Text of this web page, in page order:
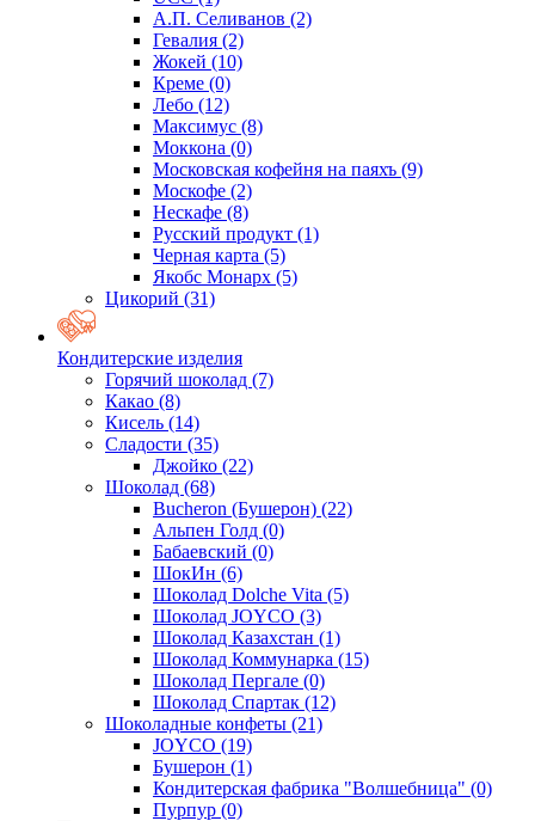
А.П. Селиванов (2)
Гевалия (2)
Жокей (10)
Креме (0)
Лебо (12)
Максимус (8)
Моккона (0)
Московская кофейня на паяхъ (9)
Москофе (2)
Нескафе (8)
Русский продукт (1)
Черная карта (5)
Якобс Монарх (5)
Цикорий (31)
Кондитерские изделия
Горячий шоколад (7)
Какао (8)
Кисель (14)
Сладости (35)
Джойко (22)
Шоколад (68)
Bucheron (Бушерон) (22)
Альпен Голд (0)
Бабаевский (0)
ШокИн (6)
Шоколад Dolche Vita (5)
Шоколад JOYCO (3)
Шоколад Казахстан (1)
Шоколад Коммунарка (15)
Шоколад Пергале (0)
Шоколад Спартак (12)
Шоколадные конфеты (21)
JOYCO (19)
Бушерон (1)
Кондитерская фабрика "Волшебница" (0)
Пурпур (0)